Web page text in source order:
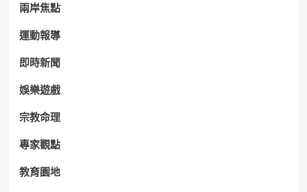
兩岸焦點
運動報導
即時新聞
娛樂遊戲
宗教命理
專家觀點
教育園地